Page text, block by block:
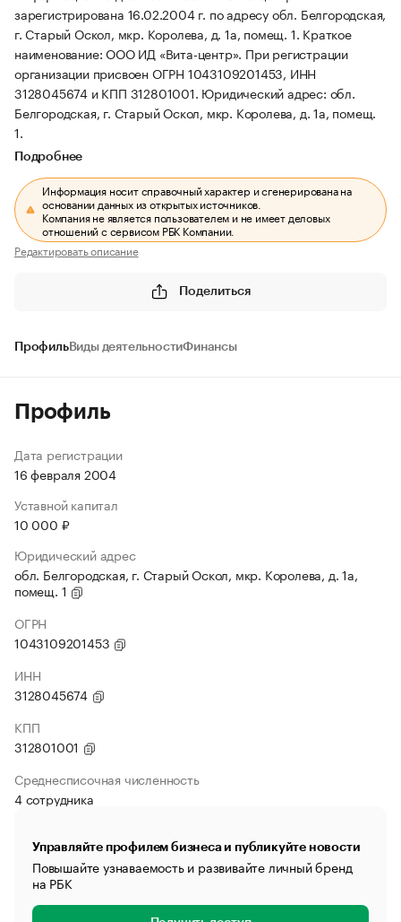
зарегистрирована 16.02.2004 г. по адресу обл. Белгородская,
г. Старый Оскол, мкр. Королева, д. 1а, помещ. 1. Краткое
наименование: ООО ИД «Вита-центр». При регистрации
организации присвоен ОГРН 1043109201453, ИНН
3128045674 и КПП 312801001. Юридический адрес: обл.
Белгородская, г. Старый Оскол, мкр. Королева, д. 1а, помещ.
1.
Подробнее
Информация носит справочный характер и сгенерирована на
основании данных из открытых источников.
Компания не является пользователем и не имеет деловых
отношений с сервисом РБК Компании.
Редактировать описание
Поделиться
ПрофильВиды деятельностиФинансы
Профиль
Дата регистрации
16 февраля 2004
Уставной капитал
10 000 ₽
Юридический адрес
обл. Белгородская, г. Старый Оскол, мкр. Королева, д. 1а,
помещ. 1
ОГРН
1043109201453
ИНН
3128045674
КПП
312801001
Среднесписочная численность
4 сотрудника
Управляйте профилем бизнеса и публикуйте новости
Повышайте узнаваемость и развивайте личный бренд
на РБК